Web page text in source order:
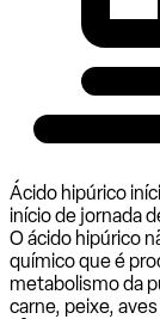
Ácido hipúrico
início de jornada
O ácido hipúrico
químico que é
metabolismo da
carne, peixe,